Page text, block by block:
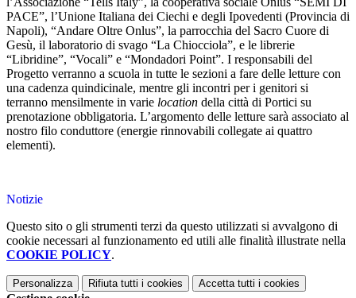
PACE”, l’Unione Italiana dei Ciechi e degli Ipovedenti (Provincia di
Napoli), “Andare Oltre Onlus”, la parrocchia del Sacro Cuore di
Gesù, il laboratorio di svago “La Chiocciola”, e le librerie
“Libridine”, “Vocali” e “Mondadori Point”. I responsabili del
Progetto verranno a scuola in tutte le sezioni a fare delle letture con
una cadenza quindicinale, mentre gli incontri per i genitori si
terranno mensilmente in varie location della città di Portici su
prenotazione obbligatoria. L’argomento delle letture sarà associato al
nostro filo conduttore (energie rinnovabili collegate ai quattro
elementi).
Notizie
Questo sito o gli strumenti terzi da questo utilizzati si avvalgono di
cookie necessari al funzionamento ed utili alle finalità illustrate nella
COOKIE POLICY.
Personalizza Rifiuta tutti i cookies Accetta tutti i cookies